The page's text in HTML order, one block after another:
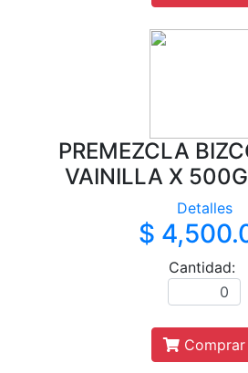
PREMEZCLA
VAINILLA X
Detalles
$
Cantidad:
Comprar